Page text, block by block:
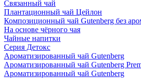
Связанный чай
Плантационный чай Цейлон
Композиционный чай Gutenberg без
На основе чёрного чая
Чайные напитки
Серия Детокс
Ароматизированный чай Gutenberg
Ароматизированный чай Gutenberg
Ароматизированный чай Gutenberg